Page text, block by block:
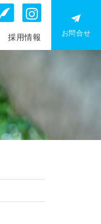
Blog
採用情報 お問合せ